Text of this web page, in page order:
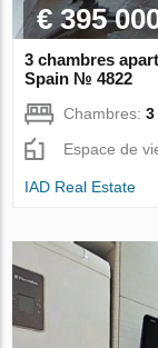
€ 395
3 chambres
Spain № 4822
Chambres:3
Espace de
IAD Real Estate